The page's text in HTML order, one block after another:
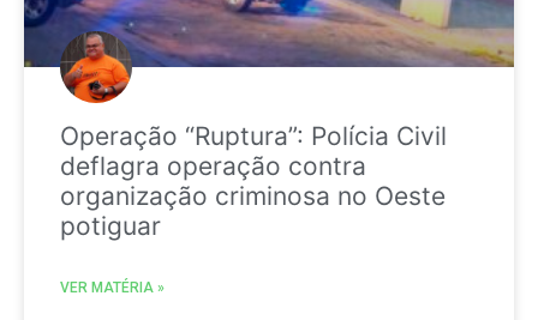
Operação “Ruptura”: Polícia Civil
deflagra operação contra
organização criminosa no Oeste
potiguar
VER MATÉRIA »